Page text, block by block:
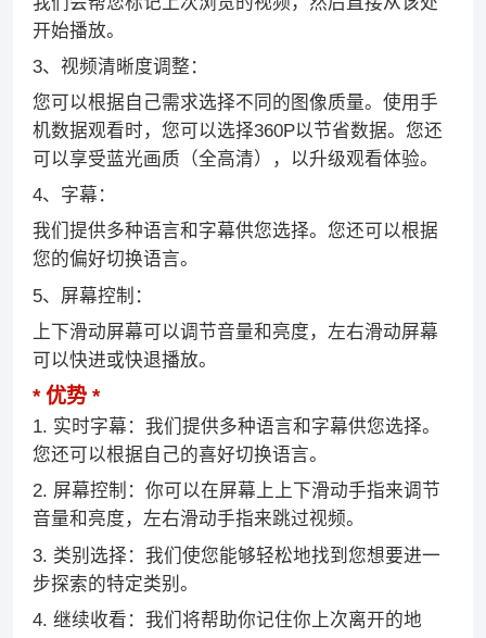
开始播放。
3、视频清晰度调整：
您可以根据自己需求选择不同的图像质量。使用手
机数据观看时，您可以选择360P以节省数据。您还
可以享受蓝光画质（全高清），以升级观看体验。
4、字幕：
我们提供多种语言和字幕供您选择。您还可以根据
您的偏好切换语言。
5、屏幕控制：
上下滑动屏幕可以调节音量和亮度，左右滑动屏幕
可以快进或快退播放。
优势
1. 实时字幕：我们提供多种语言和字幕供您选择。
您还可以根据自己的喜好切换语言。
2. 屏幕控制：你可以在屏幕上上下滑动手指来调节
音量和亮度，左右滑动手指来跳过视频。
3. 类别选择：我们使您能够轻松地找到您想要进一
步探索的特定类别。
4. 继续收看：我们将帮助你记住你上次离开的地